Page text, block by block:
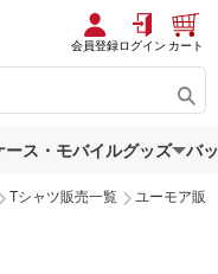
会員登録ログイン カート
ース・モバイルグッズ バ
Tシャツ販売一覧 ユーモア販